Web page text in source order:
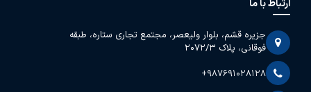
ارتباط با ما
جزیره قشم، بلوار ولیعصر، مجتمع تجاری ستاره، طبقه
فوقانی، پلاک 2072/3
+987691028128